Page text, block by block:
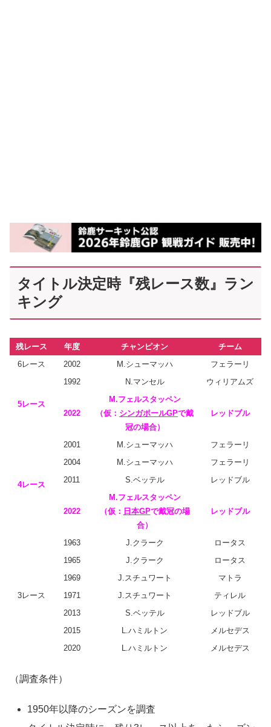
タイトル決定時『残レース数』ラン
キング
残レース 年度 チャンピオン
チーム
6レース
2002 M.シューマッハ フェラーリ
5レース
1992 N.マンセル ウィリアムズ
2022
M.フェルスタッペン
（仮： シンガポールGPで戴
冠の場合）
レッドブル
4レース
2001 M.シューマッハ
フェラーリ
2004
M.シューマッハ
フェラーリ
2011
S.ベッテル レッドブル
2022
M.フェルスタッペン
（仮： 日本GPで戴冠の場
合）
レッドブル
3レース
1963 J.クラーク
ロータス
1965
J.クラーク
ロータス
1969
J.スチュワート
マトラ
1971
J.スチュワート
ティレル
2013
S.ベッテル
レッドブル
2015
L.ハミルトン
メルセデス
2020
L.ハミルトン メルセデス
（調査条件）
1950年以降のシーズンを調査